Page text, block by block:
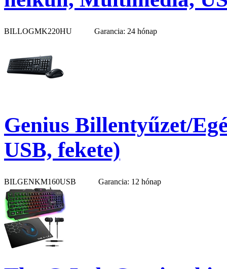
BILLOGMK220HU Garancia: 24 hónap
Genius Billentyűzet/
USB, fekete)
BILGENKM160USB Garancia: 12 hónap